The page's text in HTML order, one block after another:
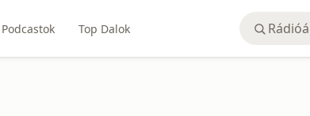
Podcastok Top Dalok